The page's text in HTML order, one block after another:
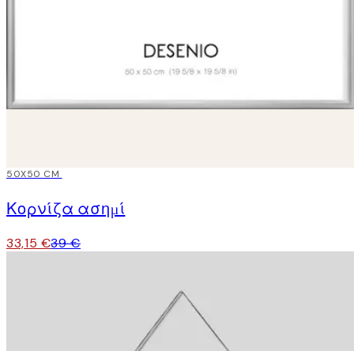
15%*
50X50 CM
Κορνίζα ασημί
33,15 €39 €